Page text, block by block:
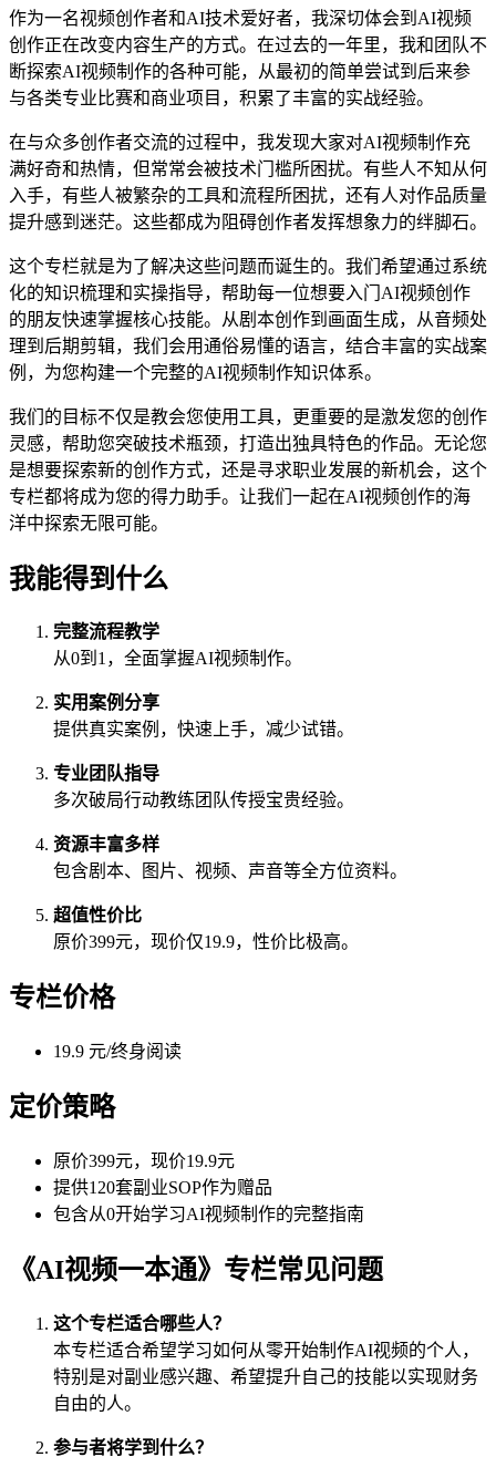
作为一名视频创作者和AI技术爱好者，我深切体会到AI视频
创作正在改变内容生产的方式。在过去的一年里，我和团队不
断探索AI视频制作的各种可能，从最初的简单尝试到后来参
与各类专业比赛和商业项目，积累了丰富的实战经验。
在与众多创作者交流的过程中，我发现大家对AI视频制作充
满好奇和热情，但常常会被技术门槛所困扰。有些人不知从何
入手，有些人被繁杂的工具和流程所困扰，还有人对作品质量
提升感到迷茫。这些都成为阻碍创作者发挥想象力的绊脚石。
这个专栏就是为了解决这些问题而诞生的。我们希望通过系统
化的知识梳理和实操指导，帮助每一位想要入门AI视频创作
的朋友快速掌握核心技能。从剧本创作到画面生成，从音频处
理到后期剪辑，我们会用通俗易懂的语言，结合丰富的实战案
例，为您构建一个完整的AI视频制作知识体系。
我们的目标不仅是教会您使用工具，更重要的是激发您的创作
灵感，帮助您突破技术瓶颈，打造出独具特色的作品。无论您
是想要探索新的创作方式，还是寻求职业发展的新机会，这个
专栏都将成为您的得力助手。让我们一起在AI视频创作的海
洋中探索无限可能。
我能得到什么
完整流程教学
从0到1，全面掌握AI视频制作。
实用案例分享
提供真实案例，快速上手，减少试错。
专业团队指导
多次破局行动教练团队传授宝贵经验。
资源丰富多样
包含剧本、图片、视频、声音等全方位资料。
超值性价比
原价399元，现价仅19.9，性价比极高。
专栏价格
19.9 元/终身阅读
定价策略
原价399元，现价19.9元
提供120套副业SOP作为赠品
包含从0开始学习AI视频制作的完整指南
《AI视频一本通》专栏常见问题
这个专栏适合哪些人？
本专栏适合希望学习如何从零开始制作AI视频的个人，
特别是对副业感兴趣、希望提升自己的技能以实现财务
自由的人。
参与者将学到什么？